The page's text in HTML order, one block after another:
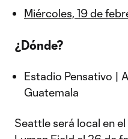
Miércoles, 19 de
¿Dónde?
Estadio Pensativo |
Guatemala
Seattle será local en